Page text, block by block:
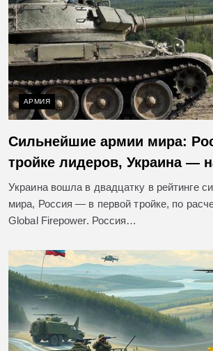
АРМИЯ
Сильнейшие армии мира:
тройке лидеров, Украина —
Украина вошла в двадцатку в рейтинге
мира, Россия — в первой тройке, по
Global Firepower. Россия…